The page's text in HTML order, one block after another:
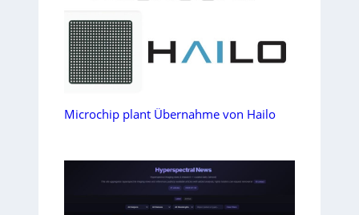
Microchip plant Übernahme von Hailo